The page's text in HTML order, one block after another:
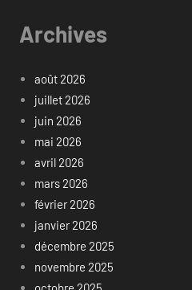
Archives
août 2026
juillet 2026
juin 2026
mai 2026
avril 2026
mars 2026
février 2026
janvier 2026
décembre 2025
novembre 2025